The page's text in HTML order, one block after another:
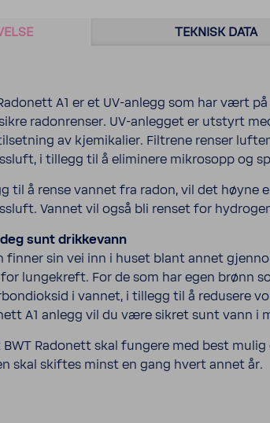
TEKNISK DATA
A1 er et UV-anlegg som har vært
radonrenser. UV-anlegget er utstyrt
av kjemikalier. Filtrene renser
i tillegg til å eliminere mikrosopp og
til å rense vannet fra radon, vil det høyne
Vannet vil også bli renset for
sunt drikkevann
finner sin vei inn i huset blant annet
lungekreft. For de som har egen brønn
i vannet, i tillegg til å redusere
A1 anlegg vil du være sikret sunt vann i
BWT Radonett skal fungere med best
skal skiftes minst en gang hvert annet år.